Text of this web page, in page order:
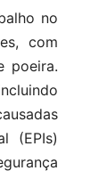
no
com
poeira.
(EPIs)